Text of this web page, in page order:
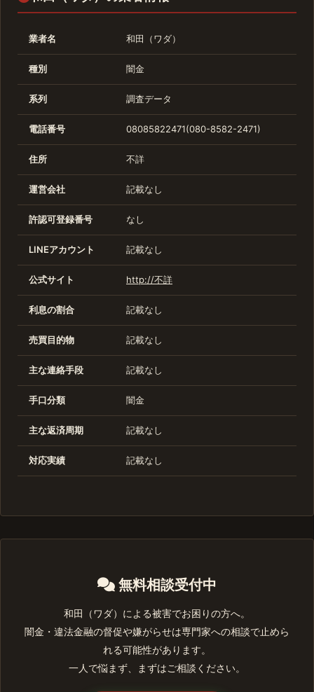
業者名 和田（ワダ）
種別 闇金
系列 調査データ
電話番号 08085822471(080-8582-2471)
住所 不詳
運営会社 記載なし
許認可登録番号 なし
LINEアカウント 記載なし
公式サイト http://不詳
利息の割合 記載なし
売買目的物 記載なし
主な連絡手段 記載なし
手口分類 闇金
主な返済周期 記載なし
対応実績 記載なし
無料相談受付中
和田（ワダ）による被害でお困りの方へ。
闇金・違法金融の督促や嫌がらせは専門家への相談で止めら
れる可能性があります。
一人で悩まず、まずはご相談ください。